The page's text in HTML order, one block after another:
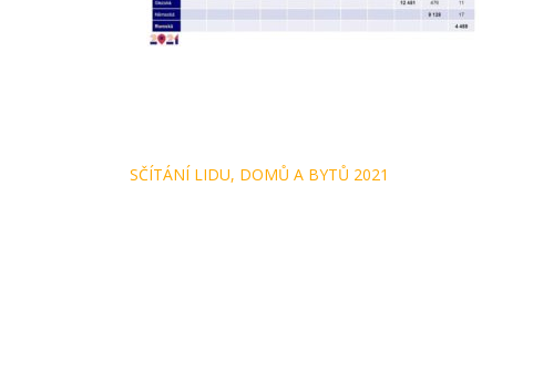
Navigace
SČÍTÁNÍ LIDU, DOMŮ A BYTŮ 2021